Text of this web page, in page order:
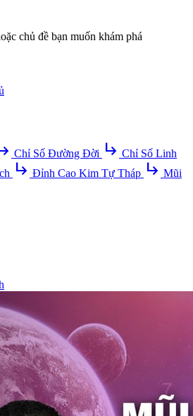
chủ đề bạn muốn khám phá
Chỉ Số Đường Đời subdirectory_arrow_right Chỉ Số Linh
subdirectory_arrow_right Đỉnh Cao Kim Tự Tháp subdirectory_arrow_right Mũi